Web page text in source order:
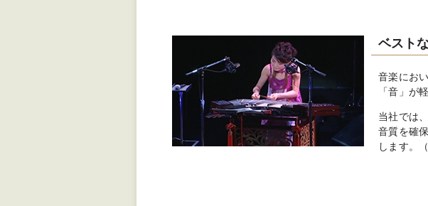
ベスト
音楽にお
「音」が
当社では
音質を確
します。